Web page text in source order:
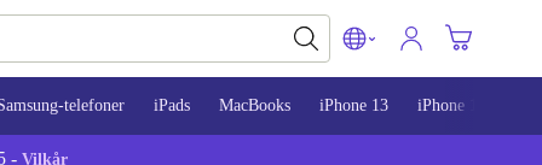
telefoner iPads MacBooks iPhone 13 iPhone 14
- Vilkår